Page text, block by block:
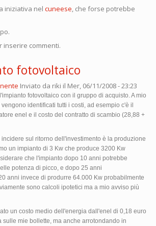
iniziativa nel cuneese , che forse potrebbe
inserire commenti.
fotovoltaico
Inviato da riki il Mer, 06/11/2008 - 23:23
fotovoltaico con il gruppo di acquisto. A mio
identificati tutti i costi, ad esempio c'è il
enel e il costo del contratto di scambio (28,88 +
sul ritorno dell'investimento è la produzione
un impianto di 3 Kw che produce 3200 Kw
che l'impianto dopo 10 anni potrebbe
potenza di picco, e dopo 25 anni
anni invece di produrre 64.000 Kw probabilmente
sono calcoli ipotetici ma a mio avviso più
un costo medio dell'energia dall'enel di 0,18 euro
sulle mie bollette, ma anche arrotondando in